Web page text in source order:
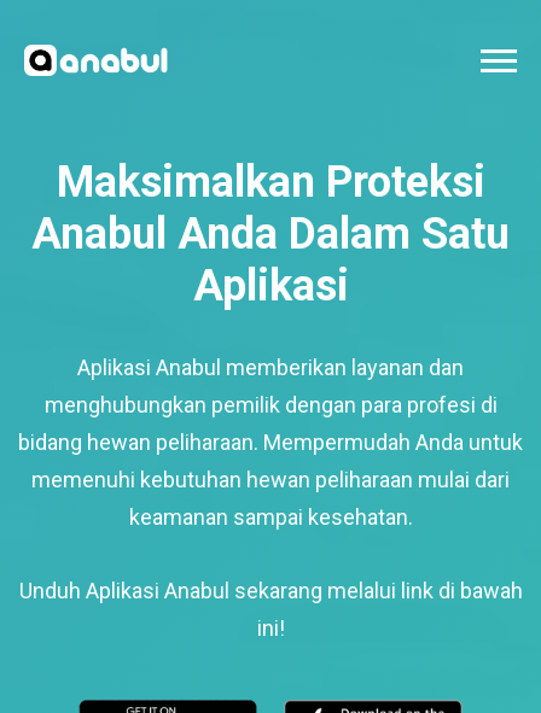
Maksimalkan Proteksi
Anabul Anda Dalam Satu
Aplikasi
Aplikasi Anabul memberikan layanan dan
menghubungkan pemilik dengan para profesi di
bidang hewan peliharaan. Mempermudah Anda untuk
memenuhi kebutuhan hewan peliharaan mulai dari
keamanan sampai kesehatan.
Unduh Aplikasi Anabul sekarang melalui link di bawah
ini!